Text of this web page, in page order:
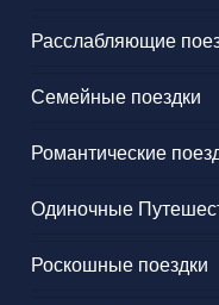
Расслабляющие
Семейные поездки
Романтические
Одиночные
Роскошные поездки